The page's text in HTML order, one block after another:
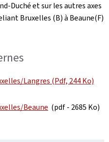
Duché et sur les autres axes
Bruxelles (B) à Beaune(F)
Langres (Pdf, 244 Ko)
Beaune (pdf - 2685 Ko)